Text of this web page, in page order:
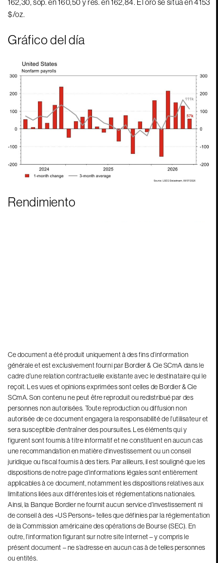
$/oz.
Gráfico del día
Rendimiento
Ce document a été produit uniquement à des fins d’information
générale et est exclusivement fourni par Bordier & Cie SCmA dans le
cadre d’une relation contractuelle existante avec le destinataire qui le
reçoit. Les vues et opinions exprimées sont celles de Bordier & Cie
SCmA. Son contenu ne peut être reproduit ou redistribué par des
personnes non autorisées. Toute reproduction ou diffusion non
autorisée de ce document engagera la responsabilité de l’utilisateur et
sera susceptible d’entraîner des poursuites. Les éléments qui y
figurent sont fournis à titre informatif et ne constituent en aucun cas
une recommandation en matière d’investissement ou un conseil
juridique ou fiscal fournis à des tiers. Par ailleurs, il est souligné que les
dispositions de notre page d’informations légales sont entièrement
applicables à ce document, notamment les dispositions relatives aux
limitations liées aux différentes lois et réglementations nationales.
Ainsi, la Banque Bordier ne fournit aucun service d’investissement ni
de conseil à des «US Persons» telles que définies par la réglementation
de la Commission américaine des opérations de Bourse (SEC). En
outre, l’information figurant sur notre site Internet – y compris le
présent document – ne s’adresse en aucun cas à de telles personnes
ou entités.